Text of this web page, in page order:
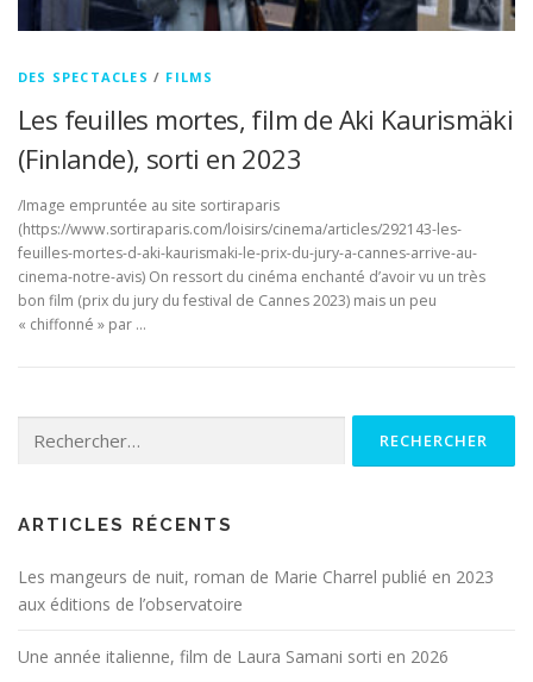
DES SPECTACLES / FILMS
Les feuilles mortes, film de Aki Kaurismäki
(Finlande), sorti en 2023
/Image empruntée au site sortiraparis
(https://www.sortiraparis.com/loisirs/cinema/articles/292143-les-
feuilles-mortes-d-aki-kaurismaki-le-prix-du-jury-a-cannes-arrive-au-
cinema-notre-avis) On ressort du cinéma enchanté d’avoir vu un très
bon film (prix du jury du festival de Cannes 2023) mais un peu
« chiffonné » par …
ARTICLES RÉCENTS
Les mangeurs de nuit, roman de Marie Charrel publié en 2023
aux éditions de l’observatoire
Une année italienne, film de Laura Samani sorti en 2026